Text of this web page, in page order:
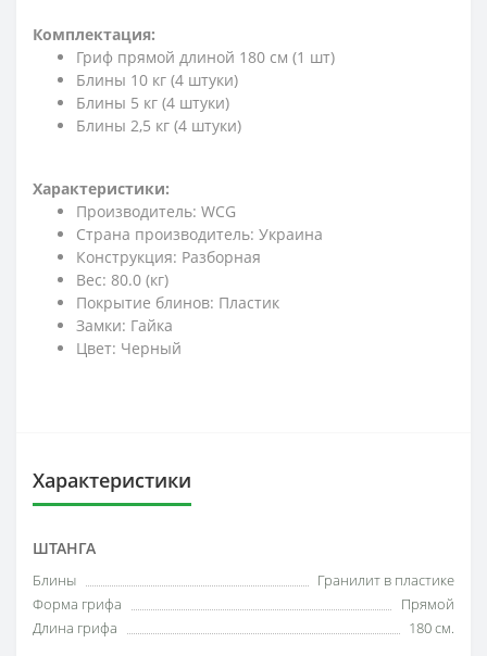
Комплектация:
Гриф прямой длиной 180 см (1 шт)
Блины 10 кг (4 штуки)
Блины 5 кг (4 штуки)
Блины 2,5 кг (4 штуки)
Характеристики:
Производитель: WCG
Страна производитель: Украина
Конструкция: Разборная
Вес: 80.0 (кг)
Покрытие блинов: Пластик
Замки: Гайка
Цвет: Черный
Характеристики
ШТАНГА
Блины
Гранилит в пластике
Форма грифа
Прямой
Длина грифа
180 см.